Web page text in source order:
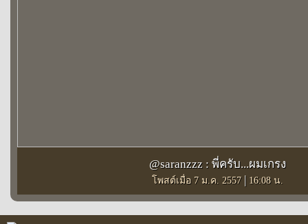
@saranzzz : พี่ครับ...ผมเกรง
โพสต์เมื่อ 7 ม.ค. 2557 | 16:08 น.